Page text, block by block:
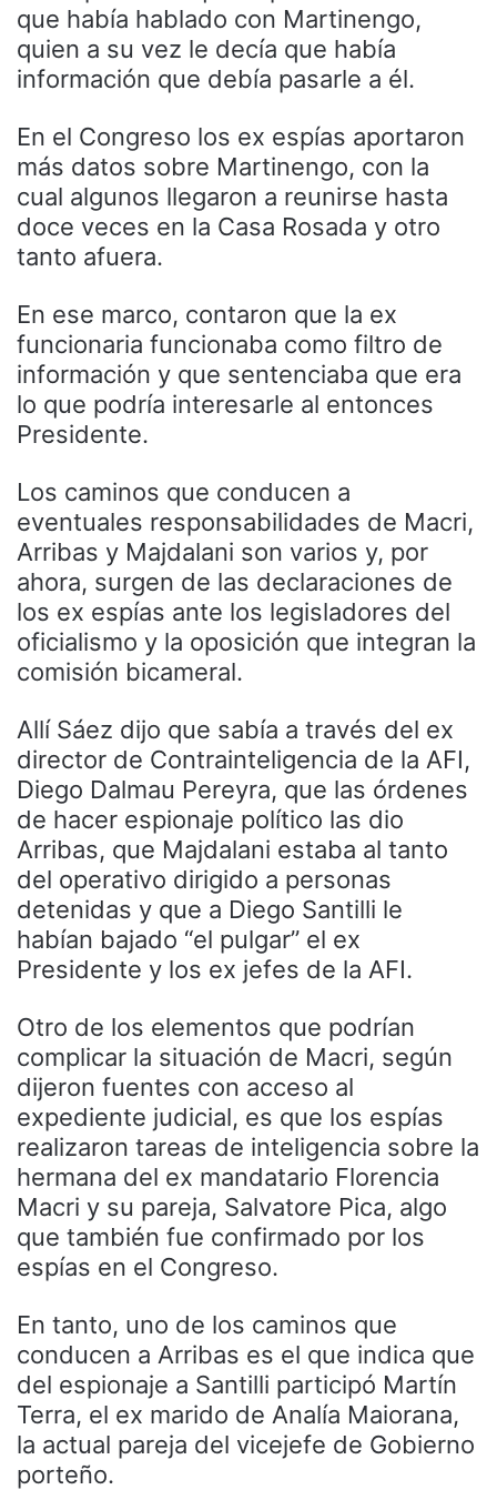
que había hablado con Martinengo,
quien a su vez le decía que había
información que debía pasarle a él.
En el Congreso los ex espías aportaron
más datos sobre Martinengo, con la
cual algunos llegaron a reunirse hasta
doce veces en la Casa Rosada y otro
tanto afuera.
En ese marco, contaron que la ex
funcionaria funcionaba como filtro de
información y que sentenciaba que era
lo que podría interesarle al entonces
Presidente.
Los caminos que conducen a
eventuales responsabilidades de Macri,
Arribas y Majdalani son varios y, por
ahora, surgen de las declaraciones de
los ex espías ante los legisladores del
oficialismo y la oposición que integran la
comisión bicameral.
Allí Sáez dijo que sabía a través del ex
director de Contrainteligencia de la AFI,
Diego Dalmau Pereyra, que las órdenes
de hacer espionaje político las dio
Arribas, que Majdalani estaba al tanto
del operativo dirigido a personas
detenidas y que a Diego Santilli le
habían bajado “el pulgar” el ex
Presidente y los ex jefes de la AFI.
Otro de los elementos que podrían
complicar la situación de Macri, según
dijeron fuentes con acceso al
expediente judicial, es que los espías
realizaron tareas de inteligencia sobre la
hermana del ex mandatario Florencia
Macri y su pareja, Salvatore Pica, algo
que también fue confirmado por los
espías en el Congreso.
En tanto, uno de los caminos que
conducen a Arribas es el que indica que
del espionaje a Santilli participó Martín
Terra, el ex marido de Analía Maiorana,
la actual pareja del vicejefe de Gobierno
porteño.